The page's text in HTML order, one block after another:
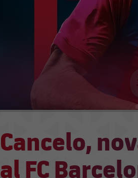
Cancelo,
al FC